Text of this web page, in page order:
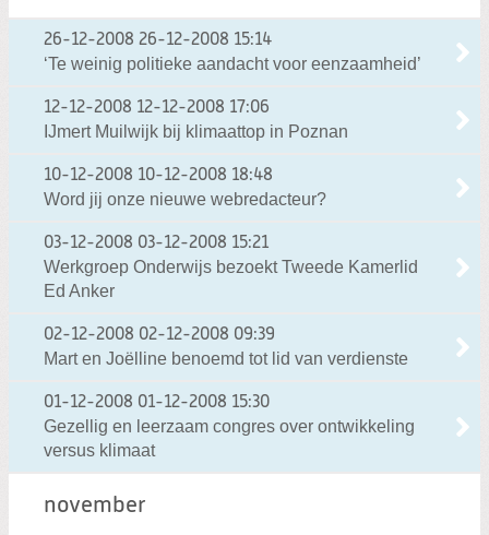
26-12-2008 26-12-2008 15:14
‘Te weinig politieke aandacht voor eenzaamheid’
12-12-2008 12-12-2008 17:06
IJmert Muilwijk bij klimaattop in Poznan
10-12-2008 10-12-2008 18:48
Word jij onze nieuwe webredacteur?
03-12-2008 03-12-2008 15:21
Werkgroep Onderwijs bezoekt Tweede Kamerlid
Ed Anker
02-12-2008 02-12-2008 09:39
Mart en Joëlline benoemd tot lid van verdienste
01-12-2008 01-12-2008 15:30
Gezellig en leerzaam congres over ontwikkeling
versus klimaat
november